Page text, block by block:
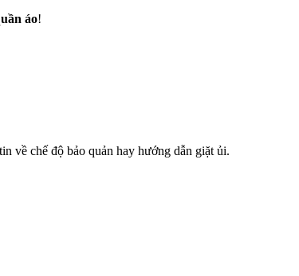
áo!
về chế độ bảo quản hay hướng dẫn giặt ủi.